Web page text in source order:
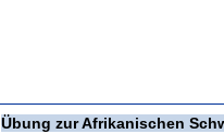
Übung zur Afrikanischen